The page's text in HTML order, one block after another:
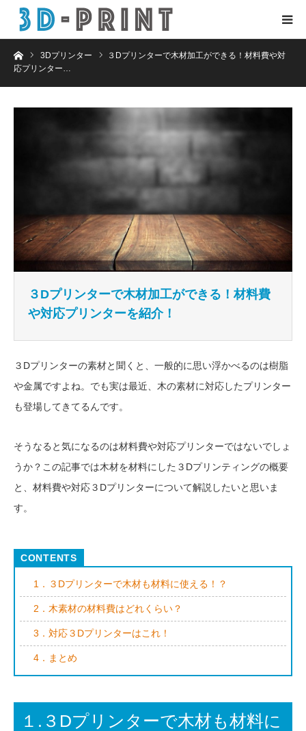
ホーム3Dプリンター
３Dプリンターで木材加工ができる！材料費や対
応プリンター…
３Dプリンターで木材加工ができる！材料費
や対応プリンターを紹介！
３Dプリンターの素材と聞くと、一般的に思い浮かべるのは樹脂
や金属ですよね。でも実は最近、木の素材に対応したプリンター
も登場してきてるんです。
そうなると気になるのは材料費や対応プリンターではないでしょ
うか？この記事では木材を材料にした３Dプリンティングの概要
と、材料費や対応３Dプリンターについて解説したいと思いま
す。
1．３Dプリンターで木材も材料に使える！？
2．木素材の材料費はどれくらい？
3．対応３Dプリンターはこれ！
4．まとめ
１.３Dプリンターで木材も材料に